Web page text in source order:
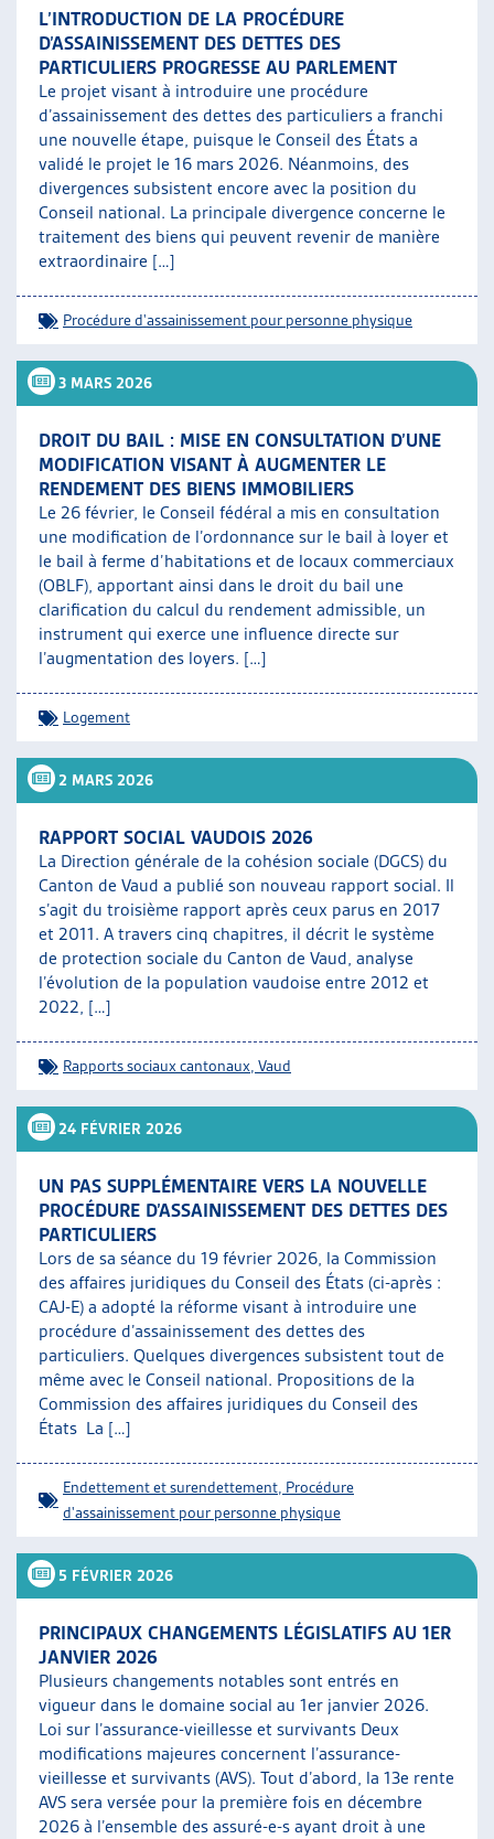
L’INTRODUCTION DE LA PROCÉDURE
D’ASSAINISSEMENT DES DETTES DES
PARTICULIERS PROGRESSE AU PARLEMENT
Le projet visant à introduire une procédure
d’assainissement des dettes des particuliers a franchi
une nouvelle étape, puisque le Conseil des États a
validé le projet le 16 mars 2026. Néanmoins, des
divergences subsistent encore avec la position du
Conseil national. La principale divergence concerne le
traitement des biens qui peuvent revenir de manière
extraordinaire […]
Procédure d'assainissement pour personne physique
3 MARS 2026
DROIT DU BAIL : MISE EN CONSULTATION D’UNE
MODIFICATION VISANT À AUGMENTER LE
RENDEMENT DES BIENS IMMOBILIERS
Le 26 février, le Conseil fédéral a mis en consultation
une modification de l’ordonnance sur le bail à loyer et
le bail à ferme d’habitations et de locaux commerciaux
(OBLF), apportant ainsi dans le droit du bail une
clarification du calcul du rendement admissible, un
instrument qui exerce une influence directe sur
l’augmentation des loyers. […]
Logement
2 MARS 2026
RAPPORT SOCIAL VAUDOIS 2026
La Direction générale de la cohésion sociale (DGCS) du
Canton de Vaud a publié son nouveau rapport social. Il
s’agit du troisième rapport après ceux parus en 2017
et 2011. A travers cinq chapitres, il décrit le système
de protection sociale du Canton de Vaud, analyse
l’évolution de la population vaudoise entre 2012 et
2022, […]
Rapports sociaux cantonaux Vaud
24 FÉVRIER 2026
UN PAS SUPPLÉMENTAIRE VERS LA NOUVELLE
PROCÉDURE D’ASSAINISSEMENT DES DETTES DES
PARTICULIERS
Lors de sa séance du 19 février 2026, la Commission
des affaires juridiques du Conseil des États (ci-après :
CAJ-E) a adopté la réforme visant à introduire une
procédure d’assainissement des dettes des
particuliers. Quelques divergences subsistent tout de
même avec le Conseil national. Propositions de la
Commission des affaires juridiques du Conseil des
États La […]
Endettement et surendettement Procédure
d'assainissement pour personne physique
5 FÉVRIER 2026
PRINCIPAUX CHANGEMENTS LÉGISLATIFS AU 1ER
JANVIER 2026
Plusieurs changements notables sont entrés en
vigueur dans le domaine social au 1er janvier 2026.
Loi sur l’assurance-vieillesse et survivants Deux
modifications majeures concernent l’assurance-
vieillesse et survivants (AVS). Tout d’abord, la 13e rente
AVS sera versée pour la première fois en décembre
2026 à l’ensemble des assuré-e-s ayant droit à une